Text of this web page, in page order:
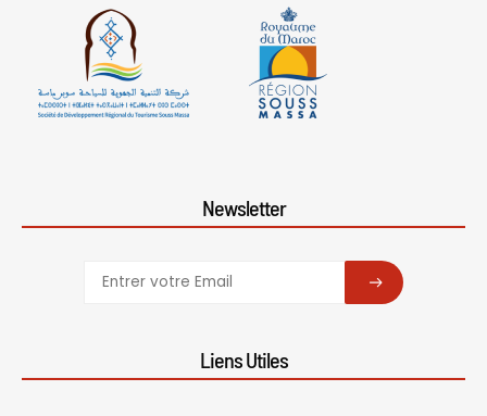
Newsletter
SUBSCRIBE
Liens Utiles